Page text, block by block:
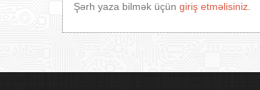
Şərh yaza bilmək üçün giriş etməlisiniz